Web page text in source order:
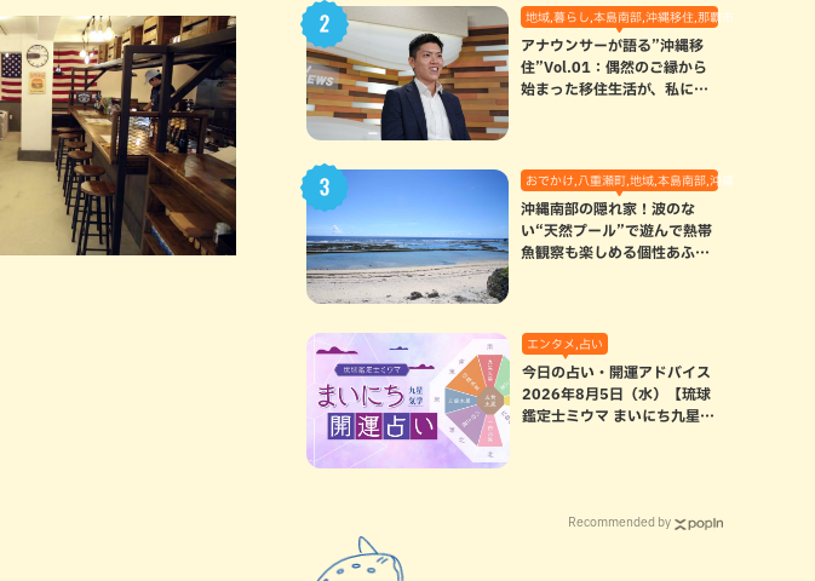
地域,暮らし,本島南部,沖縄移住,那覇市
アナウンサーが語る”沖縄移
住”Vol.01：偶然のご縁から
始まった移住生活が、私にと
おでかけ,八重瀬町,地域,本島南部,沖縄の海,自然
沖縄南部の隠れ家！波のな
い“天然プール”で遊んで熱帯
魚観察も楽しめる個性あふれ
エンタメ,占い
今日の占い・開運アドバイス
2026年8月5日（水）【琉球
鑑定士ミウマ まいにち九星気
Recommended by